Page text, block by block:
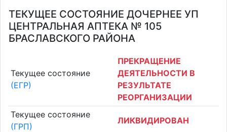
ТЕКУЩЕЕ СОСТОЯНИЕ ДОЧЕРНЕЕ УП
ЦЕНТРАЛЬНАЯ АПТЕКА № 105
БРАСЛАВСКОГО РАЙОНА
Текущее состояние
(ЕГР)
ПРЕКРАЩЕНИЕ
ДЕЯТЕЛЬНОСТИ В
РЕЗУЛЬТАТЕ
РЕОРГАНИЗАЦИИ
Текущее состояние
(ГРП)
ЛИКВИДИРОВАН